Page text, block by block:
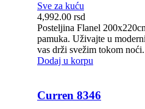
Sve za kuću
4,992.00 rsd
Posteljina Flanel
pamuka. Uživajte u
vas drži svežim tokom noći.
Dodaj u korpu
Curren 8346